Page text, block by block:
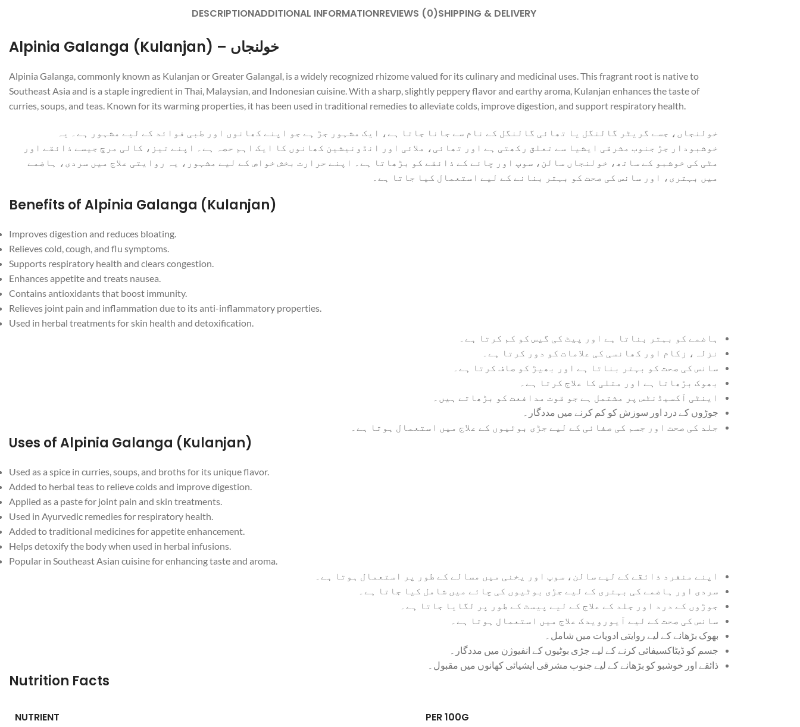
DESCRIPTIONADDITIONAL INFORMATIONREVIEWS (0)SHIPPING & DELIVERY
Alpinia Galanga (Kulanjan) – خولنجاں
Alpinia Galanga, commonly known as Kulanjan or Greater Galangal, is a widely recognized rhizome valued for its culinary and medicinal uses. This fragrant root is native to
Southeast Asia and is a staple ingredient in Thai, Malaysian, and Indonesian cuisine. With a sharp, slightly peppery flavor and earthy aroma, Kulanjan enhances the taste of
curries, soups, and teas. Known for its warming properties, it has been used in traditional remedies to alleviate colds, improve digestion, and support respiratory health.
خولنجاں، جسے گریٹر گالنگل یا تھائی گالنگل کے نام سے جانا جاتا ہے، ایک مشہور جڑ ہے جو اپنے کھانوں اور طبی فوائد کے لیے مشہور ہے۔ یہ
خوشبودار جڑ جنوب مشرقی ایشیا سے تعلق رکھتی ہے اور تھائی، ملائی اور انڈونیشین کھانوں کا ایک اہم حصہ ہے۔ اپنے تیز، کالی مرچ جیسے ذائقے اور
مٹی کی خوشبو کے ساتھ، خولنجاں سالن، سوپ اور چائے کے ذائقے کو بڑھاتا ہے۔ اپنے حرارت بخش خواص کے لیے مشہور، یہ روایتی علاج میں سردی، ہاضمے
میں بہتری، اور سانس کی صحت کو بہتر بنانے کے لیے استعمال کیا جاتا ہے۔
Benefits of Alpinia Galanga (Kulanjan)
Improves digestion and reduces bloating.
Relieves cold, cough, and flu symptoms.
Supports respiratory health and clears congestion.
Enhances appetite and treats nausea.
Contains antioxidants that boost immunity.
Relieves joint pain and inflammation due to its anti-inflammatory properties.
Used in herbal treatments for skin health and detoxification.
ہاضمے کو بہتر بناتا ہے اور پیٹ کی گیس کو کم کرتا ہے۔
نزلہ، زکام اور کھانسی کی علامات کو دور کرتا ہے۔
سانس کی صحت کو بہتر بناتا ہے اور بھیڑ کو صاف کرتا ہے۔
بھوک بڑھاتا ہے اور متلی کا علاج کرتا ہے۔
اینٹی آکسیڈنٹس پر مشتمل ہے جو قوت مدافعت کو بڑھاتے ہیں۔
جوڑوں کے درد اور سوزش کو کم کرنے میں مددگار۔
جلد کی صحت اور جسم کی صفائی کے لیے جڑی بوٹیوں کے علاج میں استعمال ہوتا ہے۔
Uses of Alpinia Galanga (Kulanjan)
Used as a spice in curries, soups, and broths for its unique flavor.
Added to herbal teas to relieve colds and improve digestion.
Applied as a paste for joint pain and skin treatments.
Used in Ayurvedic remedies for respiratory health.
Added to traditional medicines for appetite enhancement.
Helps detoxify the body when used in herbal infusions.
Popular in Southeast Asian cuisine for enhancing taste and aroma.
اپنے منفرد ذائقے کے لیے سالن، سوپ اور یخنی میں مسالے کے طور پر استعمال ہوتا ہے۔
سردی اور ہاضمے کی بہتری کے لیے جڑی بوٹیوں کی چائے میں شامل کیا جاتا ہے۔
جوڑوں کے درد اور جلد کے علاج کے لیے پیسٹ کے طور پر لگایا جاتا ہے۔
سانس کی صحت کے لیے آیورویدک علاج میں استعمال ہوتا ہے۔
بھوک بڑھانے کے لیے روایتی ادویات میں شامل۔
جسم کو ڈیٹاکسیفائی کرنے کے لیے جڑی بوٹیوں کے انفیوژن میں مددگار۔
ذائقے اور خوشبو کو بڑھانے کے لیے جنوب مشرقی ایشیائی کھانوں میں مقبول۔
Nutrition Facts
NUTRIENT PER 100G
Facebook
Instagram
YouTube
WhatsApp